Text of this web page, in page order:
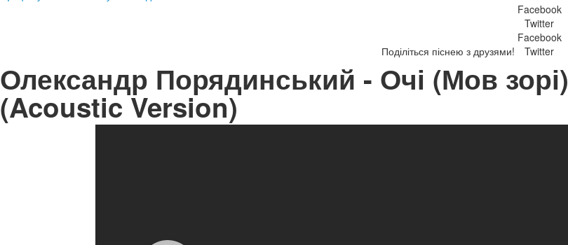
Поділіться піснею з друзями!
Facebook
Twitter
Facebook
Twitter
Олександр Порядинський - Очі (Мов зорі)
(Acoustic Version)